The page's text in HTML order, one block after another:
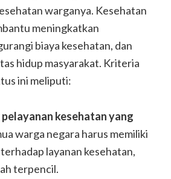
warganya. Kesehatan
meningkatkan
biaya kesehatan, dan
hidup masyarakat. Kriteria
ini meliputi:
kesehatan yang
warga negara harus memiliki
layanan kesehatan,
terpencil.